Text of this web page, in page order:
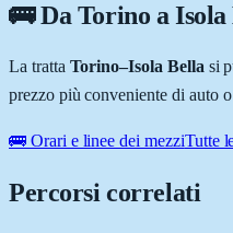
🚌 DaTorino aIsola
La tratta Torino–Isola Bella si
prezzo più conveniente di auto
🚌 Orari e linee dei mezziTutte
Percorsi correlati